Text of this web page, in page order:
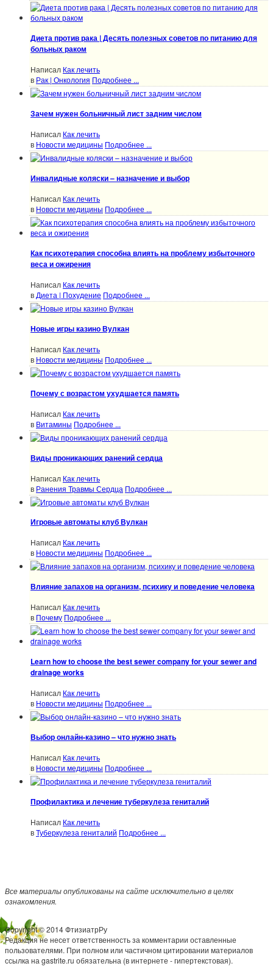
Диета против рака | Десять полезных советов по питанию для
больных раком
Написал Как лечить
в Рак | Онкология Подробнее ...
Зачем нужен больничный лист задним числом
Написал Как лечить
в Новости медицины Подробнее ...
Инвалидные коляски – назначение и выбор
Написал Как лечить
в Новости медицины Подробнее ...
Как психотерапия способна влиять на проблему избыточного
веса и ожирения
Написал Как лечить
в Диета | Похудение Подробнее ...
Новые игры казино Вулкан
Написал Как лечить
в Новости медицины Подробнее ...
Почему с возрастом ухудшается память
Написал Как лечить
в Витамины Подробнее ...
Виды проникающих ранений сердца
Написал Как лечить
в Ранения Травмы Сердца Подробнее ...
Игровые автоматы клуб Вулкан
Написал Как лечить
в Новости медицины Подробнее ...
Влияние запахов на организм, психику и поведение человека
Написал Как лечить
в Почему Подробнее ...
Learn how to choose the best sewer company for your sewer and
drainage works
Написал Как лечить
в Новости медицины Подробнее ...
Выбор онлайн-казино – что нужно знать
Написал Как лечить
в Новости медицины Подробнее ...
Профилактика и лечение туберкулеза гениталий
Написал Как лечить
вТуберкулеза гениталий Подробнее ...
Все материалы опубликованы на сайте исключительно в целях
ознакомления.
Copyright © 2014 ФтизиатрРу
Редакция не несет ответственность за комментарии оставленные
пользователями. При полном или частичном цитировании материалов
ссылка на gastrite.ru обязательна (в интернете - гипертекстовая).